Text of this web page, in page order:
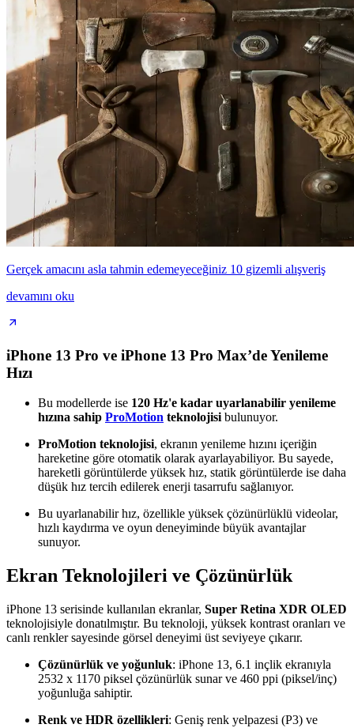
Gerçek amacını asla tahmin edemeyeceğiniz 10 gizemli alışveriş
devamını oku
iPhone 13 Pro ve iPhone 13 Pro Max’de Yenileme
Hızı
Bu modellerde ise 120 Hz'e kadar uyarlanabilir yenileme
hızına sahip ProMotion teknolojisi bulunuyor.
ProMotion teknolojisi, ekranın yenileme hızını içeriğin
hareketine göre otomatik olarak ayarlayabiliyor. Bu sayede,
hareketli görüntülerde yüksek hız, statik görüntülerde ise daha
düşük hız tercih edilerek enerji tasarrufu sağlanıyor.
Bu uyarlanabilir hız, özellikle yüksek çözünürlüklü videolar,
hızlı kaydırma ve oyun deneyiminde büyük avantajlar
sunuyor.
Ekran Teknolojileri ve Çözünürlük
iPhone 13 serisinde kullanılan ekranlar, Super Retina XDR OLED
teknolojisiyle donatılmıştır. Bu teknoloji, yüksek kontrast oranları ve
canlı renkler sayesinde görsel deneyimi üst seviyeye çıkarır.
Çözünürlük ve yoğunluk: iPhone 13, 6.1 inçlik ekranıyla
2532 x 1170 piksel çözünürlük sunar ve 460 ppi (piksel/inç)
yoğunluğa sahiptir.
Renk ve HDR özellikleri: Geniş renk yelpazesi (P3) ve